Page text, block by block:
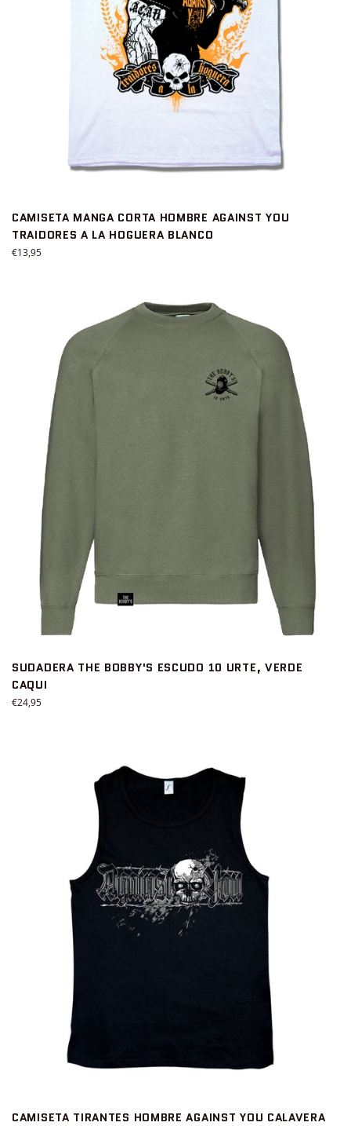
CAMISETA MANGA CORTA HOMBRE AGAINST YOU
TRAIDORES A LA HOGUERA BLANCO
Precio
€13,95
SUDADERA THE BOBBY'S ESCUDO 10 URTE, VERDE
CAQUI
Precio
€24,95
CAMISETA TIRANTES HOMBRE AGAINST YOU CALAVERA